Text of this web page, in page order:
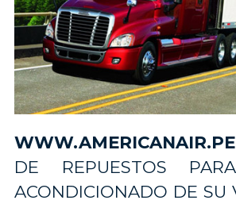
WWW.AMERICANAIR.PE
DE REPUESTOS
ACONDICIONADO DE SU